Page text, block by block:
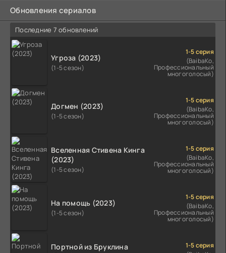
Обновления сериалов
Последние 7 обновлений
Угроза (2023)
(1-5 сезон)
1-5 серия
(BaibaKo,
Профессиональный
многоголосый)
Догмен (2023)
(1-5 сезон)
1-5 серия
(BaibaKo,
Профессиональный
многоголосый)
Вселенная Стивена Кинга
(2023)
(1-5 сезон)
1-5 серия
(BaibaKo,
Профессиональный
многоголосый)
На помощь (2023)
(1-5 сезон)
1-5 серия
(BaibaKo,
Профессиональный
многоголосый)
Портной из Бруклина
1-5 серия